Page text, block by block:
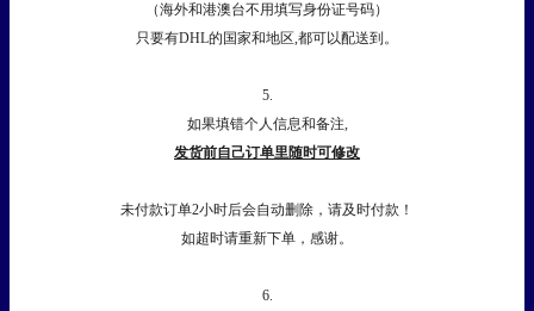
（海外和港澳台不用填写身份证号码）
只要有DHL的国家和地区,都可以配送到。
5.
如果填错个人信息和备注,
发货前自己订单里随时可修改
未付款订单2小时后会自动删除，请及时付款！
如超时请重新下单，感谢。
6.